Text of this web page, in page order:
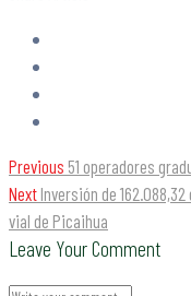
Previous 51 operadores
Next Inversión de
vial de Picaihua
Leave Your Comment